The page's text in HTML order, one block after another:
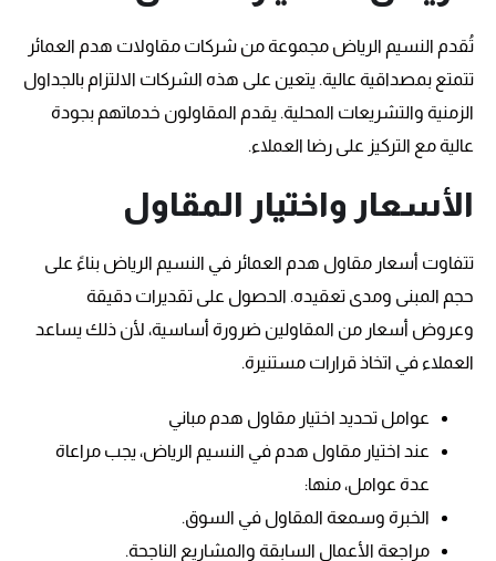
تُقدم النسيم الرياض مجموعة من شركات مقاولات هدم العمائر
تتمتع بمصداقية عالية. يتعين على هذه الشركات الالتزام بالجداول
الزمنية والتشريعات المحلية. يقدم المقاولون خدماتهم بجودة
عالية مع التركيز على رضا العملاء.
الأسعار واختيار المقاول
تتفاوت أسعار مقاول هدم العمائر في النسيم الرياض بناءً على
حجم المبنى ومدى تعقيده. الحصول على تقديرات دقيقة
وعروض أسعار من المقاولين ضرورة أساسية، لأن ذلك يساعد
العملاء في اتخاذ قرارات مستنيرة.
عوامل تحديد اختيار مقاول هدم مباني
عند اختيار مقاول هدم في النسيم الرياض، يجب مراعاة
عدة عوامل، منها:
الخبرة وسمعة المقاول في السوق.
مراجعة الأعمال السابقة والمشاريع الناجحة.